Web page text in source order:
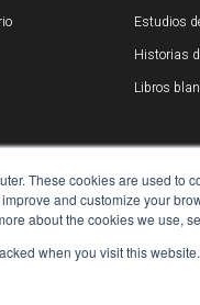
These cookies are used
and customize your
about the cookies we use,
when you visit this
Estudios
Historias
Libros